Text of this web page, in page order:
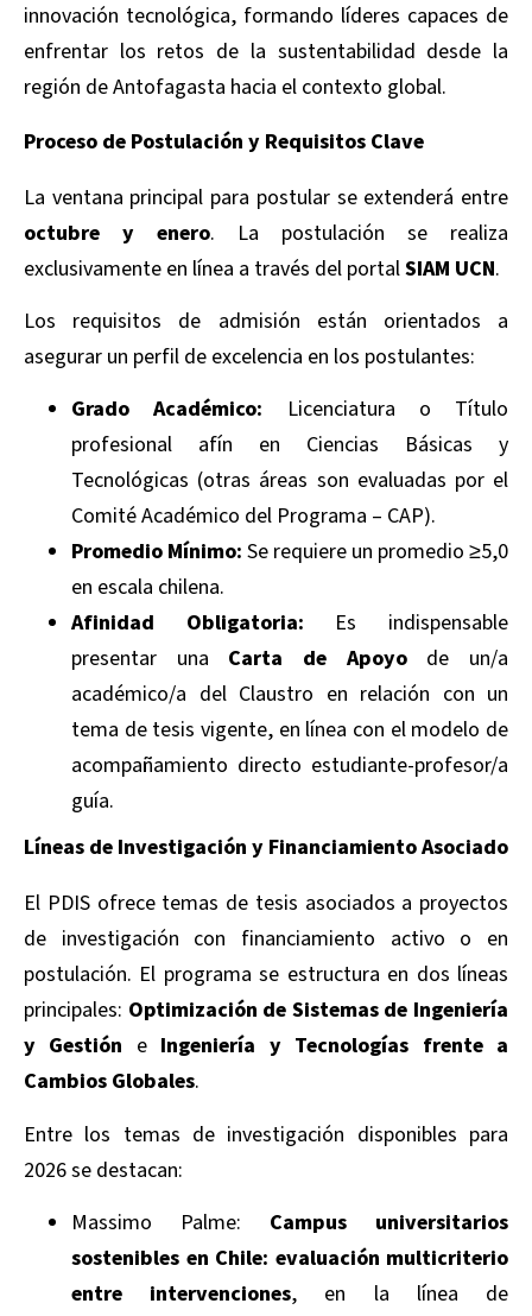
innovación tecnológica, formando líderes capaces de
enfrentar los retos de la sustentabilidad desde la
región de Antofagasta hacia el contexto global.
Proceso de Postulación y Requisitos Clave
La ventana principal para postular se extenderá entre
octubre y enero. La postulación se realiza
exclusivamente en línea a través del portalSIAM UCN.
Los requisitos de admisión están orientados a
asegurar un perfil de excelencia en los postulantes:
Grado Académico: Licenciatura o Título
profesional afín en Ciencias Básicas y
Tecnológicas (otras áreas son evaluadas por el
Comité Académico del Programa – CAP).
Promedio Mínimo: Se requiere un promedio ≥5,0
en escala chilena.
Afinidad Obligatoria: Es indispensable
presentar una Carta de Apoyode un/a
académico/a del Claustro en relación con un
tema de tesis vigente, en línea con el modelo de
acompañamiento directo estudiante-profesor/a
guía.
Líneas de Investigación y Financiamiento Asociado
El PDIS ofrece temas de tesis asociados a proyectos
de investigación con financiamiento activo o en
postulación. El programa se estructura en dos líneas
principales: Optimización de Sistemas de Ingeniería
y Gestión e Ingeniería y Tecnologías frente a
Cambios Globales.
Entre los temas de investigación disponibles para
2026 se destacan:
Massimo Palme: Campus universitarios
sostenibles en Chile: evaluación multicriterio
entre intervenciones, en la línea de